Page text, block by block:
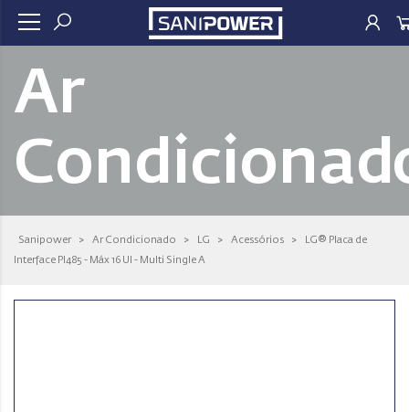
Ar
Sanipower > Ar Condicionado > LG > Acessórios >
LG® Placa de
Interface PI485 - Máx 16 UI - Multi Single A